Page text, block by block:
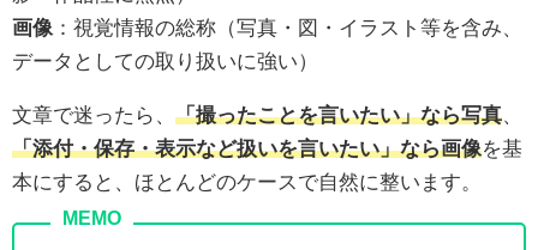
画像 ：視覚情報の総称（写真・図・イラスト等を含み、
データとしての取り扱いに強い）
文章で迷ったら、 「撮ったことを言いたい」なら写真
「添付・保存・表示など扱いを言いたい」なら画像を基
本にすると、ほとんどのケースで自然に整います。